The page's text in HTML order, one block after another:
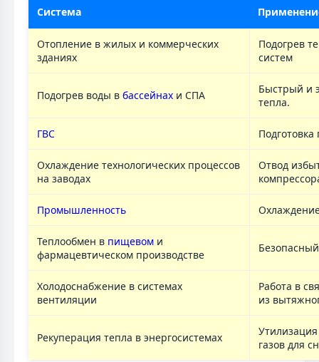
Система
Отопление в жилых и коммерческих
зданиях
Подогрев
систем
Подогрев воды в бассейнах и СПА
Быстрый и
тепла.
ГВС
Охлаждение технологических процессов
на заводах
Отвод
Промышленность
Теплообмен в пищевом и
фармацевтическом производстве
Холодоснабжение в системах
вентиляции
Работа в
из
Рекуперация тепла в энергосистемах
газов для